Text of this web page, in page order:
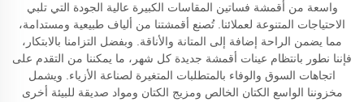
واسعة من أقمشة فساتين المقاسات الكبيرة عالية الجودة التي تلبي
الاحتياجات المتنوعة لعملائنا. تُصنع أقمشتنا من ألياف طبيعية ومستدامة،
مما يضمن الراحة إضافة إلى المتانة والأناقة. وبفضل التزامنا بالابتكار،
فإننا نطور بانتظام عينات أقمشة جديدة كل شهر، ما يمكننا من التقدم على
اتجاهات السوق والوفاء بالمتطلبات المتغيرة لصناعة الأزياء. ويشمل
مخزوننا الواسع الكتان الخالص ومزيج الكتان ومواد صديقة للبيئة أخرى